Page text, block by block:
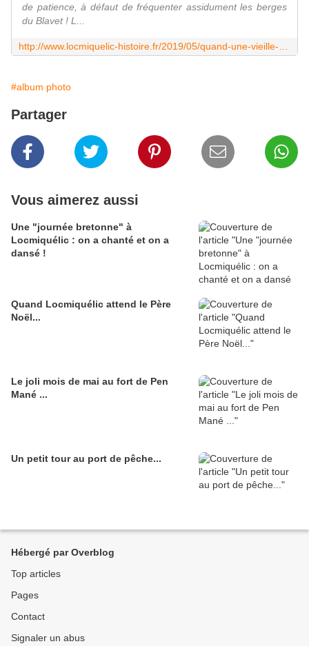
de patience, à défaut de fréquenter assidument les berges
du Blavet ! L...
#album photo
Partager
Vous aimerez aussi
Une "journée bretonne" à
Locmiquélic : on a chanté et on a
dansé !
Quand Locmiquélic attend le Père
Noël...
Le joli mois de mai au fort de Pen
Mané ...
Un petit tour au port de pêche...
Hébergé par Overblog
Top articles
Pages
Contact
Signaler un abus